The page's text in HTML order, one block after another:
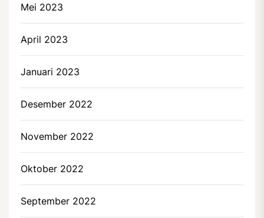
Mei 2023
April 2023
Januari 2023
Desember 2022
November 2022
Oktober 2022
September 2022